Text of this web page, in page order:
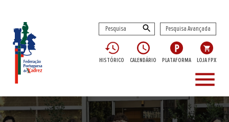
Pesquisa Avançada
HISTÓRICO CALENDÁRIO PLATAFORMA LOJA FPX
menu